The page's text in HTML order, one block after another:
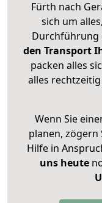
Fürth nach
sich um
Durchführung
den Transport
packen alles
alles
Wenn Sie
planen, zögern
Hilfe in
uns heute